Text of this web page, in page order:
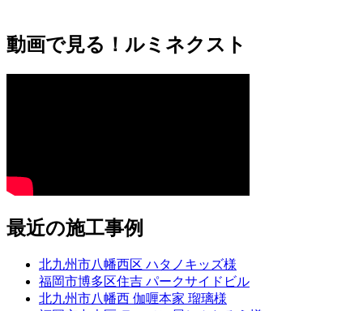
動画で見る！ルミネクスト
最近の施工事例
北九州市八幡西区 ハタノキッズ様
福岡市博多区住吉 パークサイドビル
北九州市八幡西 伽喱本家 瑠璃様